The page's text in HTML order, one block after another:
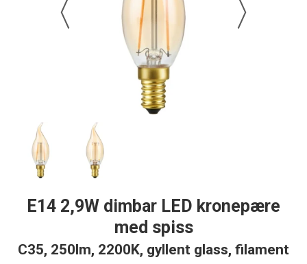
E14 2,9W dimbar LED kronepære
med spiss
C35, 250lm, 2200K, gyllent glass, filament